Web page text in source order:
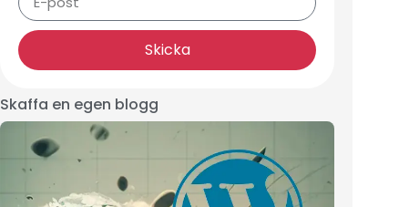
Skicka
Skaffa en egen blogg